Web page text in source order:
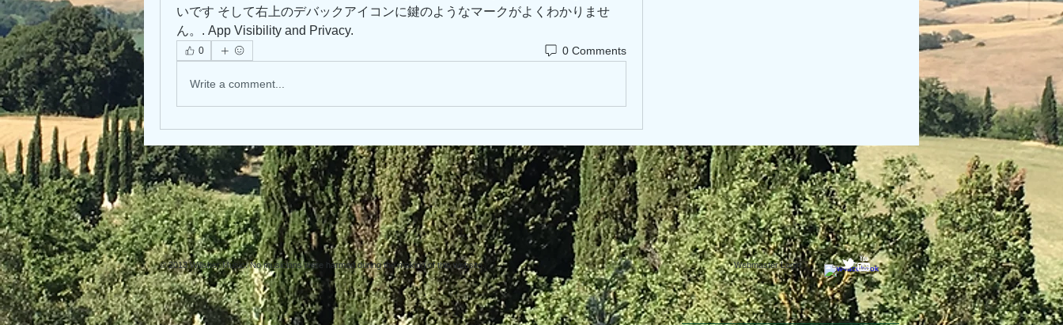
いです そして右上のデバックアイコンに鍵のようなマークがよくわかりませ
ん。. App Visibility and Privacy.
0 0 Comments
Write a comment...
© 2013 Willsher Music. No musicians were harmed during the making of this website. Webmaster Login